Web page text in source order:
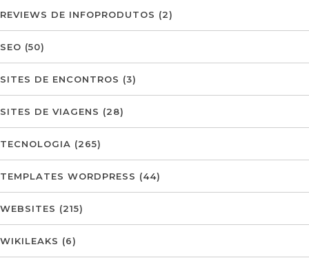
REVIEWS DE INFOPRODUTOS (2)
SEO (50)
SITES DE ENCONTROS (3)
SITES DE VIAGENS (28)
TECNOLOGIA (265)
TEMPLATES WORDPRESS (44)
WEBSITES (215)
WIKILEAKS (6)